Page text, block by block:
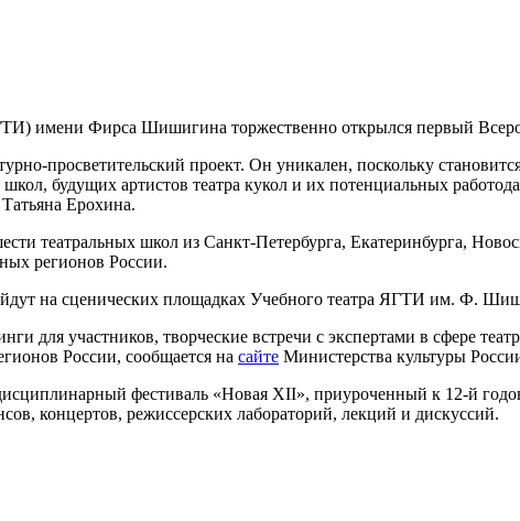
имени Фирса Шишигина торжественно открылся первый
просветительский проект. Он уникален, поскольку
будущих артистов театра кукол и их потенциальных
Ерохина.
театральных школ из Санкт-Петербурга, Екатеринбурга,
регионов России.
на сценических площадках Учебного театра ЯГТИ им. Ф.
для участников, творческие встречи с экспертами в сфере
России, сообщается на сайте Министерства культуры
фестиваль «Новая XII», приуроченный к 12-й
концертов, режиссерских лабораторий, лекций и дискуссий.